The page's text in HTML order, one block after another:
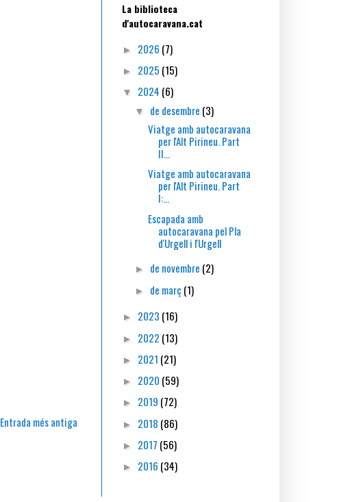
Entrada més antiga
La biblioteca
d'autocaravana.cat
► 2026 (7)
► 2025 (15)
▼ 2024 (6)
▼ de desembre (3)
Viatge amb autocaravana
per l'Alt Pirineu. Part
II...
Viatge amb autocaravana
per l'Alt Pirineu. Part
I:...
Escapada amb
autocaravana pel Pla
d'Urgell i l'Urgell
► de novembre (2)
► de març (1)
► 2023 (16)
► 2022 (13)
► 2021 (21)
► 2020 (59)
► 2019 (72)
► 2018 (86)
► 2017 (56)
► 2016 (34)